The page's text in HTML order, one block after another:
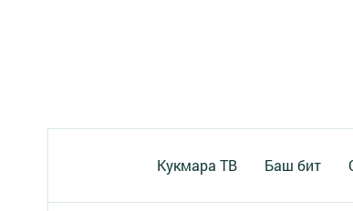
Кукмара ТВ Баш бит